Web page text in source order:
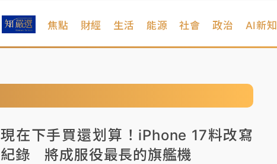
焦點 財經 生活 能源 社會 政治 AI新知
現在下手買還划算！iPhone 17料改寫
紀錄 將成服役最長的旗艦機